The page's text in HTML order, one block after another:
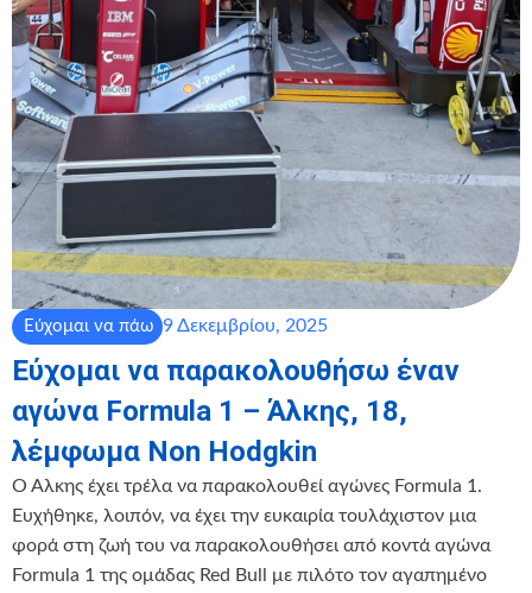
Εύχομαι να πάω 9 Δεκεμβρίου, 2025
Εύχομαι να παρακολουθήσω έναν
αγώνα Formula 1 – Άλκης, 18,
λέμφωμα Non Hodgkin
️Ο Άλκης έχει τρέλα να παρακολουθεί αγώνες Formula 1.
Ευχήθηκε, λοιπόν, να έχει την ευκαιρία τουλάχιστον μια
φορά στη ζωή του να παρακολουθήσει από κοντά αγώνα
Formula 1 της ομάδας Red Bull με πιλότο τον αγαπημένο